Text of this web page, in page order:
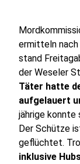
ermitteln nach
stand
der Weseler
Täter hatte
aufgelauert
jährige konnte
Der Schütze
geflüchtet.
inklusive